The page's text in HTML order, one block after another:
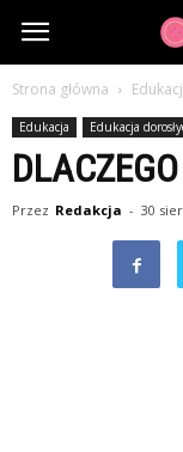
GuzikCiDoTego.pl
Strona główna
Edukacja Edukacja
Przez Redakcja - 30